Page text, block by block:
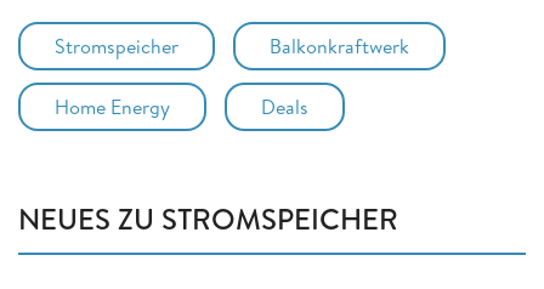
Stromspeicher Balkonkraftwerk
Home Energy Deals
NEUES ZU STROMSPEICHER